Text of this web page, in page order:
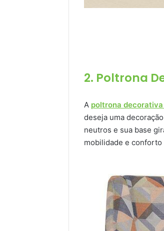
2. Poltrona
A poltrona
deseja uma
neutros e sua base
mobilidade e conforto